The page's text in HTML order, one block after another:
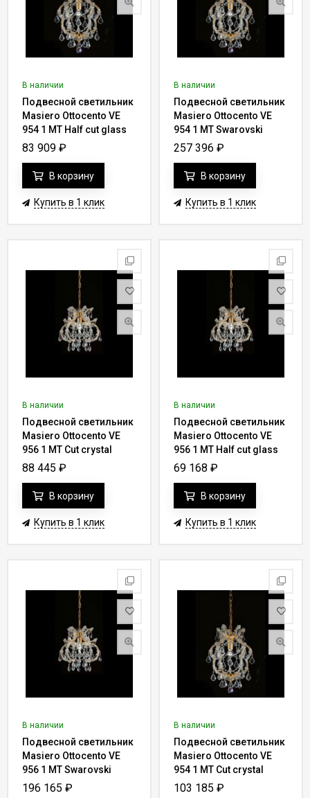
В наличии
Подвесной светильник
Masiero Ottocento VE
954 1 MT Half cut glass
83 909 ₽
В корзину
Купить в 1 клик
В наличии
Подвесной светильник
Masiero Ottocento VE
954 1 MT Swarovski
elements
257 396 ₽
В корзину
Купить в 1 клик
В наличии
Подвесной светильник
Masiero Ottocento VE
956 1 MT Cut crystal
88 445 ₽
В корзину
Купить в 1 клик
В наличии
Подвесной светильник
Masiero Ottocento VE
956 1 MT Half cut glass
69 168 ₽
В корзину
Купить в 1 клик
В наличии
Подвесной светильник
Masiero Ottocento VE
956 1 MT Swarovski
elements
196 165 ₽
В наличии
Подвесной светильник
Masiero Ottocento VE
954 1 MT Cut crystal
103 185 ₽